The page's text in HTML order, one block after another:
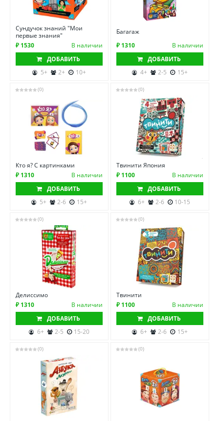
Сундучок знаний "Мои
первые знания"
₽ 1530
В наличии
ДОБАВИТЬ
5+
2+ 10+
Багагаж
₽ 1310
В наличии
ДОБАВИТЬ
4+
2-5 15+
(0)
Кто я? С картинками
₽ 1310
В наличии
ДОБАВИТЬ
5+
2-6 15+
(0)
Твинити Япония
₽ 1100
В наличии
ДОБАВИТЬ
6+
2-6 10-15
(0)
Делиссимо
₽ 1310
В наличии
ДОБАВИТЬ
6+
2-5 15-20
(0)
Твинити
₽ 1100
В наличии
ДОБАВИТЬ
6+
2-6 15+
(0) (0)